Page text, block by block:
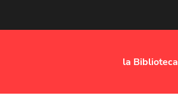
la Biblioteca